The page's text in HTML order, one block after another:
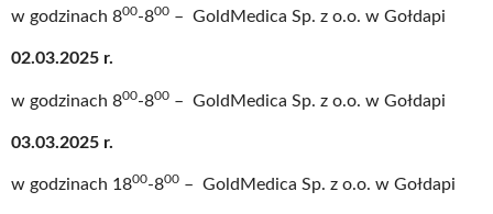
w godzinach 800-800 – GoldMedica Sp. z o.o. w Gołdapi
02.03.2025 r.
w godzinach 800-800 – GoldMedica Sp. z o.o. w Gołdapi
03.03.2025 r.
w godzinach 1800-800 – GoldMedica Sp. z o.o. w Gołdapi